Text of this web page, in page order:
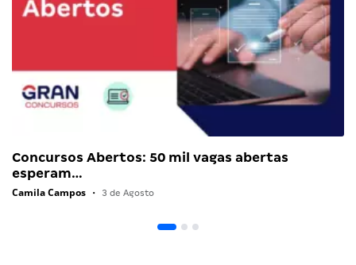
Concursos Abertos: 50 mil vagas abertas
esperam…
Camila Campos • 3 de Agosto